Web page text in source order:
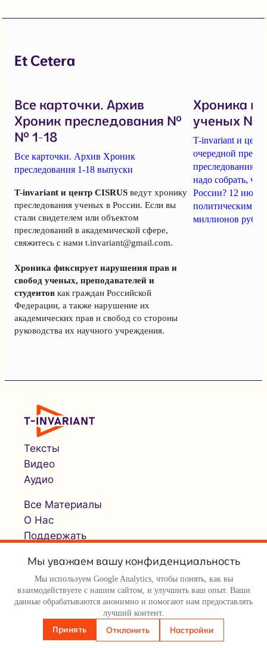
Et Cetera
Все карточки. Архив
Хроник преследования №
№ 1-18
Все карточки. Архив Хроник
преследования 1-18 выпуски
T-invariant и центр CISRUS ведут хронику
преследования ученых в России. Если вы
стали свидетелем или объектом
преследований в академической сфере,
свяжитесь с нами t.invariant@gmail.com.
Хроника фиксирует нарушения прав и
свобод ученых, преподавателей и
студентов как граждан Российской
Федерации, а также нарушение их
академических прав и свобод со стороны
руководства их научного учреждения.
Хроника
ученых №
T-invariant и
очередной
преследования
надо собрать,
России? 12
политическим
миллионов
Тексты
Видео
Аудио
Все Материалы
О Нас
Поддержать
© Т-инвариант / T-invariant, 2026
Мы уважаем вашу конфиденциальность
Мы используем Google Analytics, чтобы понять, как вы
взаимодействуете с нашим сайтом, и улучшить ваш опыт. Ваши
данные обрабатываются анонимно и помогают нам предоставлять
лучший контент.
Принять Отклонить Настройки